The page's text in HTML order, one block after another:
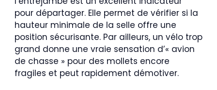
pour départager. Elle permet de vérifier si la
hauteur minimale de la selle offre une
position sécurisante. Par ailleurs, un vélo trop
grand donne une vraie sensation d’« avion
de chasse » pour des mollets encore
fragiles et peut rapidement démotiver.